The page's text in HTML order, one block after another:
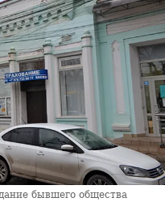
бывшего общества